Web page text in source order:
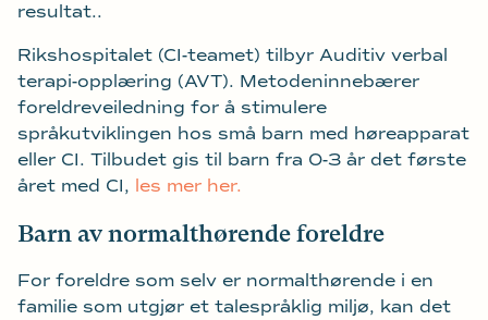
resultat..
Rikshospitalet (CI-teamet) tilbyr Auditiv verbal
terapi-opplæring (AVT). Metodeninnebærer
foreldreveiledning for å stimulere
språkutviklingen hos små barn med høreapparat
eller CI. Tilbudet gis til barn fra 0-3 år det første
året med CI, les mer her.
Barn av normalthørende foreldre
For foreldre som selv er normalthørende i en
familie som utgjør et talespråklig miljø, kan det